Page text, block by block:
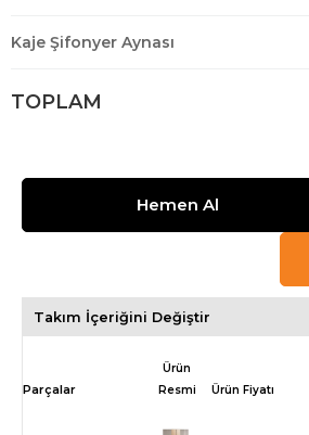
Kaje Şifonyer Aynası
TOPLAM
Takım İçeriğini Değiştir
Ürün
Resmi
Ürün Fiyatı